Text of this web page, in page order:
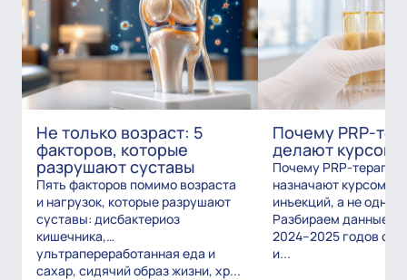
Не только возраст: 5
факторов, которые
разрушают суставы
Пять факторов помимо возраста
и нагрузок, которые разрушают
суставы: дисбактериоз
кишечника,
ультрапереработанная еда и
сахар, сидячий образ жизни, хр...
Почему PRP-
делают курсом?
Почему PRP-
назначают курсом из
инъекций, а не
Разбираем данные
2024–2025 годов о
и...